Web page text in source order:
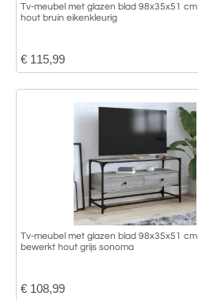
Tv-meubel met glazen blad 98x35x51 cm
hout bruin eikenkleurig
€ 115,99
Tv-meubel met glazen blad 98x35x51 cm
bewerkt hout grijs sonoma
€ 108,99